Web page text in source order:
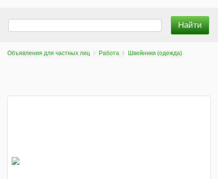
Объявления для частных лиц Работа Швейники (одежда)